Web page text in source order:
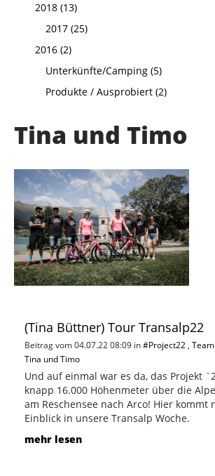
2018 (13)
2017 (25)
2016 (2)
Unterkünfte/Camping (5)
Produkte / Ausprobiert (2)
Tina und Timo
(Tina Büttner) Tour Transalp22
Beitrag vom 04.07.22 08:09 in#Project22 ,
Tina und Timo
Und auf einmal war es da, das Projekt
knapp 16.000 Höhenmeter über die
am Reschensee nach Arco! Hier kommt
Einblick in unsere Transalp Woche.
mehr lesen